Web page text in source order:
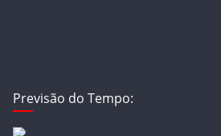
Previsão do Tempo: